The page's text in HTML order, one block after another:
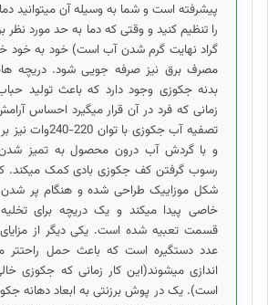
پیشرفته است و شما به وسیله آن میتوانید
گراد نهایت گرم شدن آب است) خود به خود
مصرف برق نیز صرفه جویی شود. دریچه
بدنه جکوزی وجود دارد که باعث تولید
زمانی که فرد در آن قرار میگیرد احساس
تصفیه آب جکوزی با
و با گردش آب درون محصول به تمیز شدن
رسوب گرفتن کف جکوزی بادی کمک
شکل موزاییک طراحی شده و هنگام پر
خاصی پیدا میکند و یک دریچه برای
قسمت تعبیه شده است. یکی دیگر از
عدد دستگیره است که باعث حمل راحتتر
اندازی میشوند(این کار زمانی که جکوزی
است). یک در پوش برزنتی به ابعاد دهانه